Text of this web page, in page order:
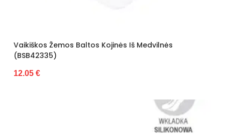
Vaikiškos Žemos Baltos Kojinės Iš Medvilnės
(BSB42335)
12.05 €